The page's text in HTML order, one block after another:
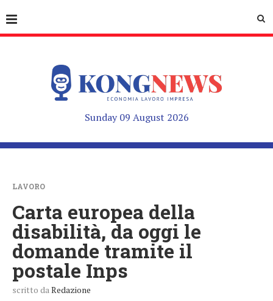
Sunday 09 August 2026
LAVORO
Carta europea della
disabilità, da oggi le
domande tramite il
postale Inps
scritto da Redazione